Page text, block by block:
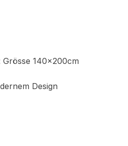
Grösse 140x200cm
Design